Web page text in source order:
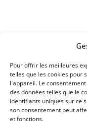
Pour offrir les meilleures
telles que les cookies pour
l'appareil. Le
des données telles que le
identifiants uniques sur ce
son consentement peut
et fonctions.